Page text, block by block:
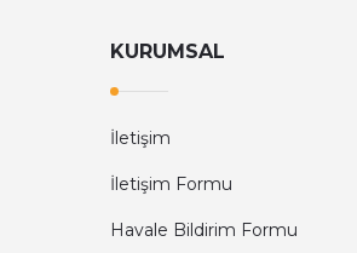
KURUMSAL
İletişim
İletişim Formu
Havale Bildirim Formu